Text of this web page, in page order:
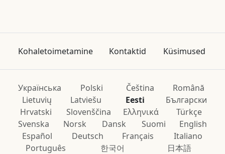
Kohaletoimetamine Kontaktid Küsimused
Українська Polski Čeština
Română
Lietuvių
Latviešu Eesti
Български
Hrvatski
Slovenščina Ελληνικά
Türkçe
Svenska
Norsk Dansk Suomi
English
Español
Deutsch Français
Italiano
Português
한국어 日本語